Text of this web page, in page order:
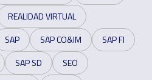
REALIDAD VIRTUAL
SAP SAP CO&IM
SAP FI
SAP SD
SEO